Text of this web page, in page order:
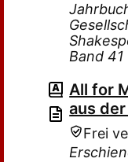
Band 41
All for
aus
Frei